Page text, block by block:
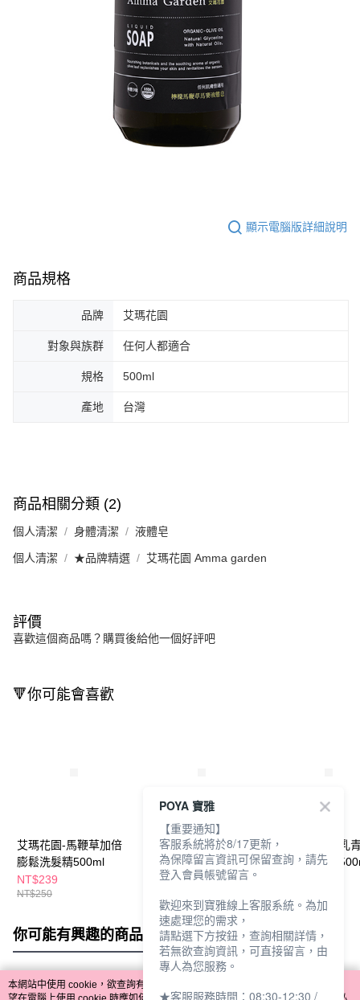
顯示電腦版詳細說明
商品規格
品牌 艾瑪花園
對象與族群 任何人都適合
規格 500ml
產地 台灣
商品相關分類 (2)
個人清潔 身體清潔 液體皂
個人清潔 ★品牌精選 艾瑪花園 Amma garden
評價
喜歡這個商品嗎？購買後給他一個好評吧
🔻你可能會喜歡
艾瑪花園-馬鞭草加倍
膨鬆洗髮精500ml
NT$239
NT$250
艾瑪花園檸檬草香茅保
濕沐浴膠500ml
NT$239
艾瑪花園蜂王乳
活馬賽液態皂
你可能有興趣的商品 全站排行
熱門標籤
本網站中使用 cookie，欲查詢有關本網站使用 cookie 方式之詳情，及若您不希
POYA 寶雅
【重要通知】
客服系統將於8/17更新，
為保障留言資訊可保留查詢，請先
登入會員帳號留言。
歡迎來到寶雅線上客服系統。為加
速處理您的需求，
請點選下方按鈕，查詢相關詳情，
若無欲查詢資訊，可直接留言，由
專人為您服務。
★客服服務時間：08:30-12:30 /